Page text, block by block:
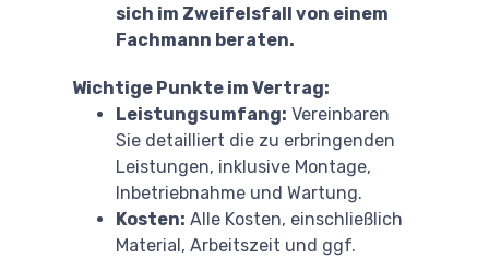
sich im Zweifelsfall von einem
Fachmann beraten.
Wichtige Punkte im Vertrag:
Leistungsumfang: Vereinbaren
Sie detailliert die zu erbringenden
Leistungen, inklusive Montage,
Inbetriebnahme und Wartung.
Kosten: Alle Kosten, einschließlich
Material, Arbeitszeit und ggf.